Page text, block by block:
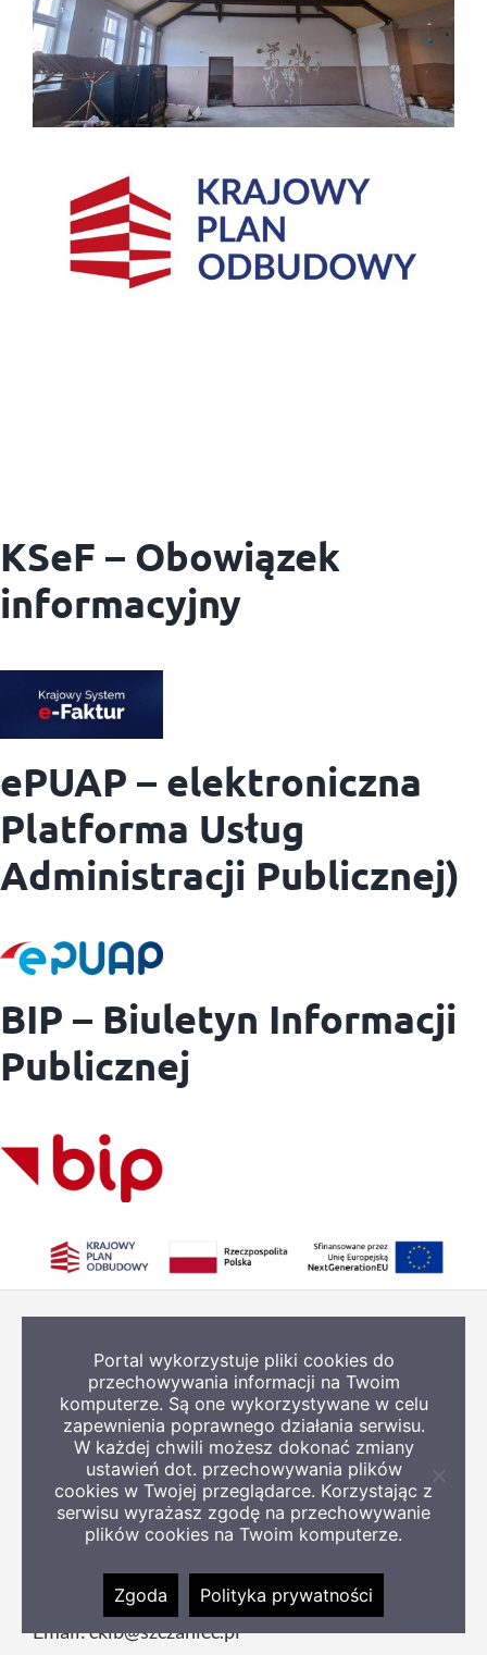
KSeF – Obowiązek
informacyjny
ePUAP – elektroniczna
Platforma Usług
Administracji Publicznej)
BIP – Biuletyn Informacji
Publicznej
KONTAKT
Centrum Kultury i Biblioteki w Szczańcu
ul. Herbowa 31
66-225 Szczaniec
516 649 986
Email:ckib@szczaniec.pl
Portal wykorzystuje pliki cookies do
przechowywania informacji na Twoim
komputerze. Są one wykorzystywane w celu
zapewnienia poprawnego działania serwisu.
W każdej chwili możesz dokonać zmiany
ustawień dot. przechowywania plików
cookies w Twojej przeglądarce. Korzystając z
serwisu wyrażasz zgodę na przechowywanie
plików cookies na Twoim komputerze.
Zgoda Polityka prywatności